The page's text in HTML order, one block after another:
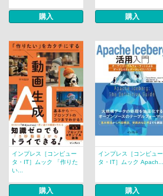
購入 購入
インプレス［コンピュー
タ・IT］ムック 「作りた
い...
購入
インプレス［コンピュー
タ・IT］ムック Apach...
購入